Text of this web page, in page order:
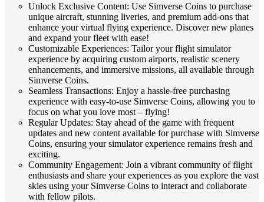
Unlock Exclusive Content: Use Simverse Coins to purchase
unique aircraft, stunning liveries, and premium add-ons that
enhance your virtual flying experience. Discover new planes
and expand your fleet with ease!
Customizable Experiences: Tailor your flight simulator
experience by acquiring custom airports, realistic scenery
enhancements, and immersive missions, all available through
Simverse Coins.
Seamless Transactions: Enjoy a hassle-free purchasing
experience with easy-to-use Simverse Coins, allowing you to
focus on what you love most – flying!
Regular Updates: Stay ahead of the game with frequent
updates and new content available for purchase with Simverse
Coins, ensuring your simulator experience remains fresh and
exciting.
Community Engagement: Join a vibrant community of flight
enthusiasts and share your experiences as you explore the vast
skies using your Simverse Coins to interact and collaborate
with fellow pilots.